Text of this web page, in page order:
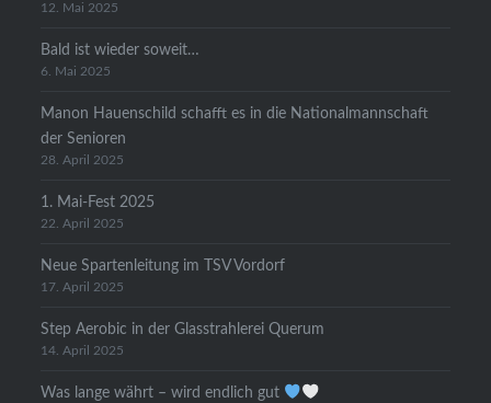
12. Mai 2025
Bald ist wieder soweit…
6. Mai 2025
Manon Hauenschild schafft es in die Nationalmannschaft
der Senioren
28. April 2025
1. Mai-Fest 2025
22. April 2025
Neue Spartenleitung im TSV Vordorf
17. April 2025
Step Aerobic in der Glasstrahlerei Querum
14. April 2025
Was lange währt – wird endlich gut